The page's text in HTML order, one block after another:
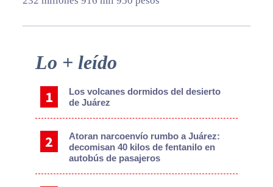
Primary
Sidebar
Lo + leído
Los volcanes dormidos del desierto
de Juárez
Atoran narcoenvío rumbo a Juárez:
decomisan 40 kilos de fentanilo en
autobús de pasajeros